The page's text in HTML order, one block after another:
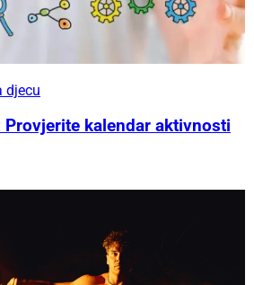
djecu
Provjerite kalendar aktivnosti